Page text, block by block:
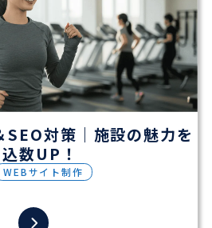
対策｜施設の魅力を
数UP！
WEBサイト制作